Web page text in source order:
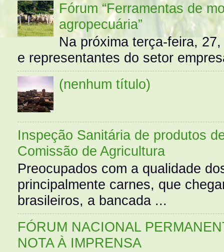
Fórum “Ferramentas de
agropecuária”
Na próxima terça-feira,
e representantes do setor
(nenhum título)
Inspeção Sanitária de produtos
Comissão de Agricultura
Preocupados com a qualidade
principalmente carnes, que
brasileiros, a bancada ...
FÓRUM NACIONAL
NOTA À IMPRENSA